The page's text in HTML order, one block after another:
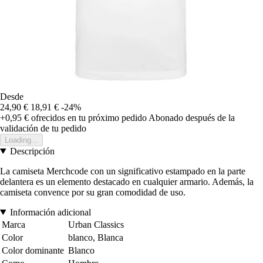
Desde
24,90 € 18,91 € -24%
+0,95 € ofrecidos en tu próximo pedido Abonado después de la
validación de tu pedido
Loading...
Descripción
La camiseta Merchcode con un significativo estampado en la parte
delantera es un elemento destacado en cualquier armario. Además, la
camiseta convence por su gran comodidad de uso.
Información adicional
Marca
Urban Classics
Color
blanco, Blanca
Color dominante Blanco